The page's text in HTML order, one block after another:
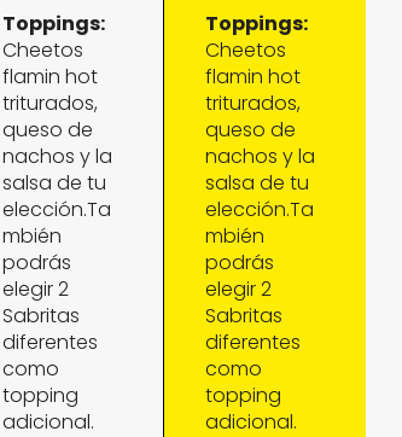
Toppings:
Cheetos
flamin hot
triturados,
queso de
nachos y la
salsa de tu
elección.Ta
mbién
podrás
elegir 2
Sabritas
diferentes
como
topping
adicional.
Toppings:
Cheetos
flamin hot
triturados,
queso de
nachos y la
salsa de tu
elección.Ta
mbién
podrás
elegir 2
Sabritas
diferentes
como
topping
adicional.